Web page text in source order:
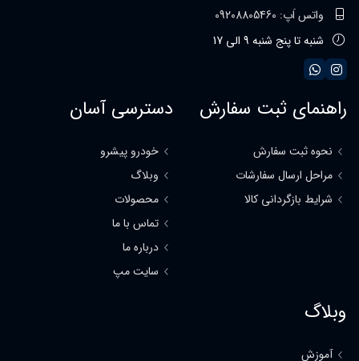
واتس اَپ: 09208805460
شنبه تا پنج شنبه 9 الی 17
راهنمای ثبت سفارش
نحوه ثبت سفارش
مراحل ارسال سفارشات
شرایط بازگردانی کالا
دسترسی آسان
خودرو پیشرو
وبلاگ
محصولات
تماس با ما
درباره ما
سایت مپ
وبلاگ
آموزش